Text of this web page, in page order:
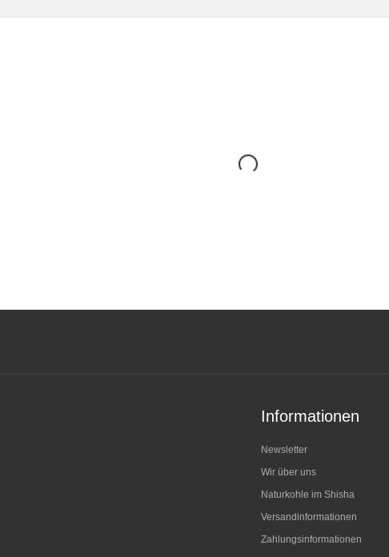
Informationen
Newsletter
Wir über uns
Naturkohle im Shisha
Versandinformationen
Zahlungsinformationen